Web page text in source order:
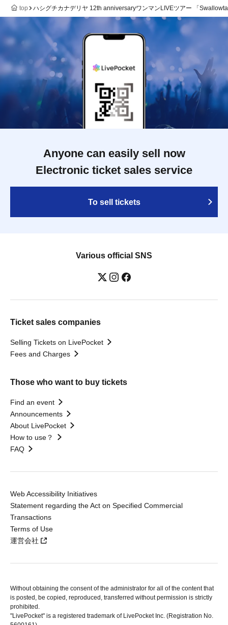
top ハシグチカナデリヤ 12th anniversaryワンマンLIVEツアー 「
Anyone can easily sell now
Electronic ticket sales service
To sell tickets
Various official SNS
Ticket sales companies
Selling Tickets on LivePocket
Fees and Charges
Those who want to buy tickets
Find an event
Announcements
About LivePocket
How to use？
FAQ
Web Accessibility Initiatives
Statement regarding the Act on Specified Commercial
Transactions
Terms of Use
運営会社
Without obtaining the consent of the administrator for all of the content that
is posted, be copied, reproduced, transferred without permission is strictly
prohibited.
"LivePocket" is a registered trademark of LivePocket Inc. (Registration No.